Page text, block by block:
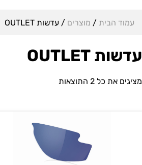
עמוד הבית / מוצרים / עדשות OUTLET
עדשות OUTLET
מציגים את כל ⁦2⁩ התוצאות